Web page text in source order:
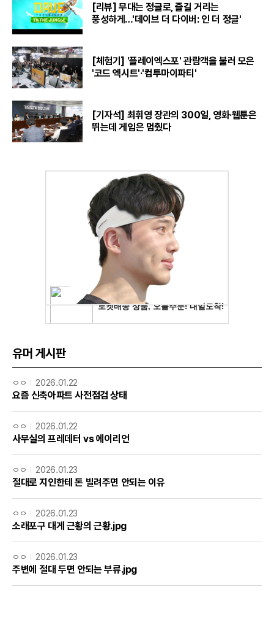
[리뷰] 무대는 정글로, 즐길 거리는
풍성하게…'데이브 더 다이버: 인 더 정글'
[체험기] '플레이엑스포' 관람객을 불러 모은
'코드 엑시트'·'컴투마이파티'
[기자석] 최휘영 장관의 300일, 영화·웹툰은
뛰는데 게임은 멈췄다
유머 게시판
ㅇㅇ 2026.01.22
요즘 신축아파트 사전점검 상태
ㅇㅇ 2026.01.22
사무실의 프레데터 vs 에이리언
ㅇㅇ 2026.01.23
절대로 지인한테 돈 빌려주면 안되는 이유
ㅇㅇ 2026.01.23
소래포구 대게 근황의 근황.jpg
ㅇㅇ 2026.01.23
주변에 절대 두면 안되는 부류.jpg